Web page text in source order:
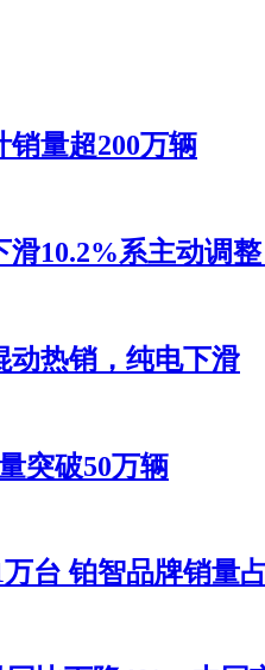
销量超200万辆
10.2%系主动调整
动热销，纯电下滑
突破50万辆
台 铂智品牌销量